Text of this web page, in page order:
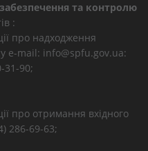
та контролю
:
про надходження
e-mail: info@spfu.gov.ua:
31-90;
про отримання вхідного
286-69-63;